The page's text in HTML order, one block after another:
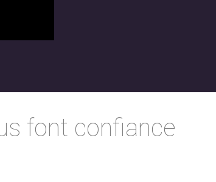
font confiance